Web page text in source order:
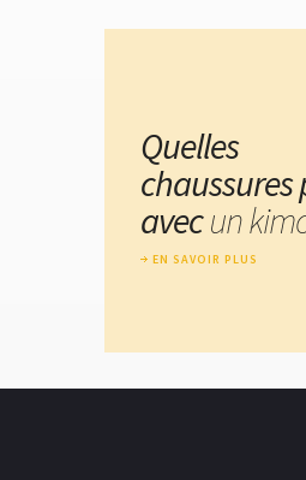
Quelles
chaussures
avecun
EN SAVOIR PLUS